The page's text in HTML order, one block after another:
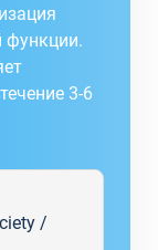
функции.
3-6
/